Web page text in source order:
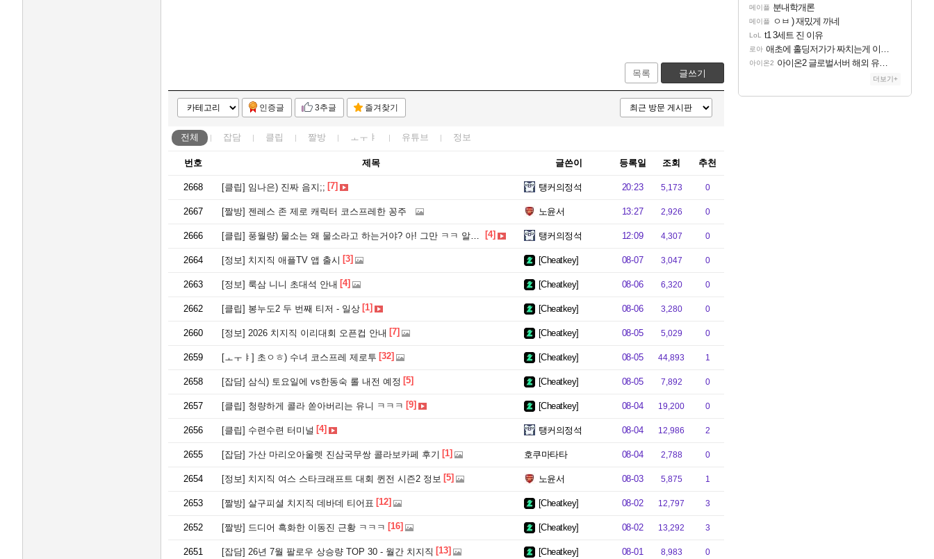
목록 글쓰기
인증글 3추글 즐겨찾기
전체 잡담 클립 짤방 ㅗㅜㅑ 유튜브 정보
번호 제목 글쓴이 등록일 조회 추천
2668 [클립] 임나은) 진짜 음지;; [7] 탱커의정석 20:23 5,173 0
2667 [짤방] 젠레스 존 제로 캐릭터 코스프레한 꽁주 노윤서 13:27 2,926 0
2666 [클립] 풍월량) 물소는 왜 물소라고 하는거야? 아! 그만 ㅋㅋ 알았어 ㅋㅋ [4] 탱커의정석 12:09 4,307 0
2664 [정보] 치지직 애플TV 앱 출시 [3] [Cheatkey] 08-07 3,047 0
2663 [정보] 룩삼 니니 초대석 안내 [4] [Cheatkey] 08-06 6,320 0
2662 [클립] 봉누도2 두 번째 티저 - 일상 [1] [Cheatkey] 08-06 3,280 0
2660 [정보] 2026 치지직 이리대회 오픈컵 안내 [7] [Cheatkey] 08-05 5,029 0
2659 [ㅗㅜㅑ] 초ㅇㅎ) 수녀 코스프레 제로투 [32] [Cheatkey] 08-05 44,893 1
2658 [잡담] 삼식) 토요일에 vs한동숙 롤 내전 예정 [5] [Cheatkey] 08-05 7,892 0
2657 [클립] 청량하게 콜라 쏟아버리는 유니 ㅋㅋㅋ [9] [Cheatkey] 08-04 19,200 0
2656 [클립] 수련수련 터미널 [4] 탱커의정석 08-04 12,986 2
2655 [잡담] 가산 마리오아울렛 진삼국무쌍 콜라보카페 후기 [1] 호쿠마타타 08-04 2,788 0
2654 [정보] 치지직 여스 스타크래프트 대회 퀸전 시즌2 정보 [5] 노윤서 08-03 5,875 1
2653 [짤방] 살구피셜 치지직 데바데 티어표 [12] [Cheatkey] 08-02 12,797 3
2652 [짤방] 드디어 흑화한 이동진 근황 ㅋㅋㅋ [16] [Cheatkey] 08-02 13,292 3
2651 [잡담] 26년 7월 팔로우 상승량 TOP 30 - 월간 치지직 [13] [Cheatkey] 08-01 8,983 0
메이플 분내학개론
메이플 ㅇㅂ ) 재밌게 까네
LoL t1 3세트 진 이유
로아 애초에 홀딩저가가 짜치는게 이거임 ㅋㅋ
아이온2 아이온2 글로벌서버 해외 유저 반응
더보기+